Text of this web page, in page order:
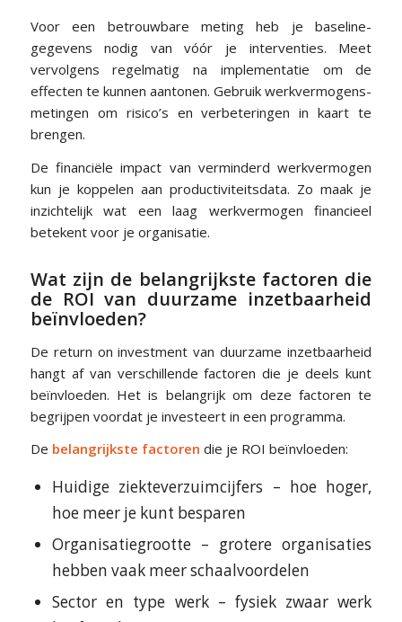
Voor een betrouwbare meting heb je baseline-
gegevens nodig van vóór je interventies. Meet
vervolgens regelmatig na implementatie om de
effecten te kunnen aantonen. Gebruik werkvermogens-
metingen om risico’s en verbeteringen in kaart te
brengen.
De financiële impact van verminderd werkvermogen
kun je koppelen aan productiviteitsdata. Zo maak je
inzichtelijk wat een laag werkvermogen financieel
betekent voor je organisatie.
Wat zijn de belangrijkste factoren die
de ROI van duurzame inzetbaarheid
beïnvloeden?
De return on investment van duurzame inzetbaarheid
hangt af van verschillende factoren die je deels kunt
beïnvloeden. Het is belangrijk om deze factoren te
begrijpen voordat je investeert in een programma.
De belangrijkste factoren die je ROI beïnvloeden:
Huidige ziekteverzuimcijfers – hoe hoger,
hoe meer je kunt besparen
Organisatiegrootte – grotere organisaties
hebben vaak meer schaalvoordelen
Sector en type werk – fysiek zwaar werk